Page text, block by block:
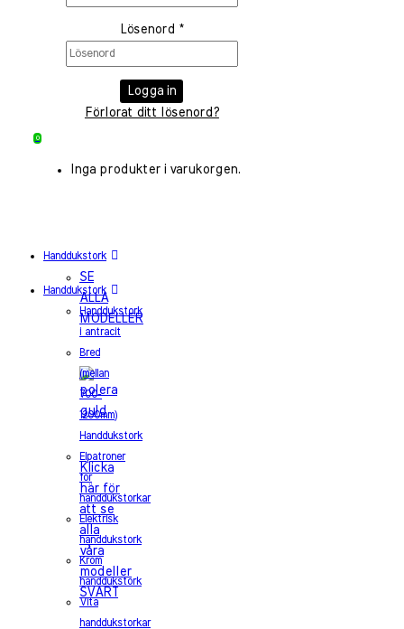
Lösenord *
Logga in
Förlorat ditt lösenord?
0
Inga produkter i varukorgen.
Handdukstork
SE
ALLA
MODELLER
Klicka
här för
att se
alla
våra
modeller
SVART
Handdukstork
Handdukstork
i antracit
Bred
(mellan
700-
1200mm)
Handdukstork
Elpatroner
för
handdukstorkar
Elektrisk
handdukstork
Krom
handdukstork
Vita
handdukstorkar